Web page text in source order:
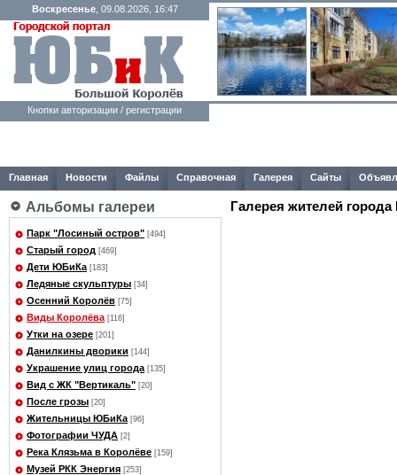
Воскресенье, 09.08.2026, 16:47
Кнопки авторизации / регистрации
Главная Новости Файлы Справочная Галерея Сайты
Альбомы галереи
Парк "Лосиный остров" [494]
Старый город [469]
Дети ЮБиКа [183]
Ледяные скульптуры [34]
Осенний Королёв [75]
Виды Королёва [116]
Утки на озере [201]
Данилкины дворики [144]
Украшение улиц города [135]
Вид с ЖК "Вертикаль" [20]
После грозы [20]
Жительницы ЮБиКа [96]
Фотографии ЧУДА [2]
Река Клязьма в Королёве [159]
Музей РКК Энергия [253]
Галерея жителей города